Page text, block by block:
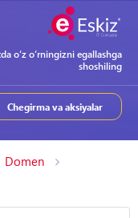
o‘z o‘rningizni egallashga
shoshiling
Chegirma va aksiyalar
Domen